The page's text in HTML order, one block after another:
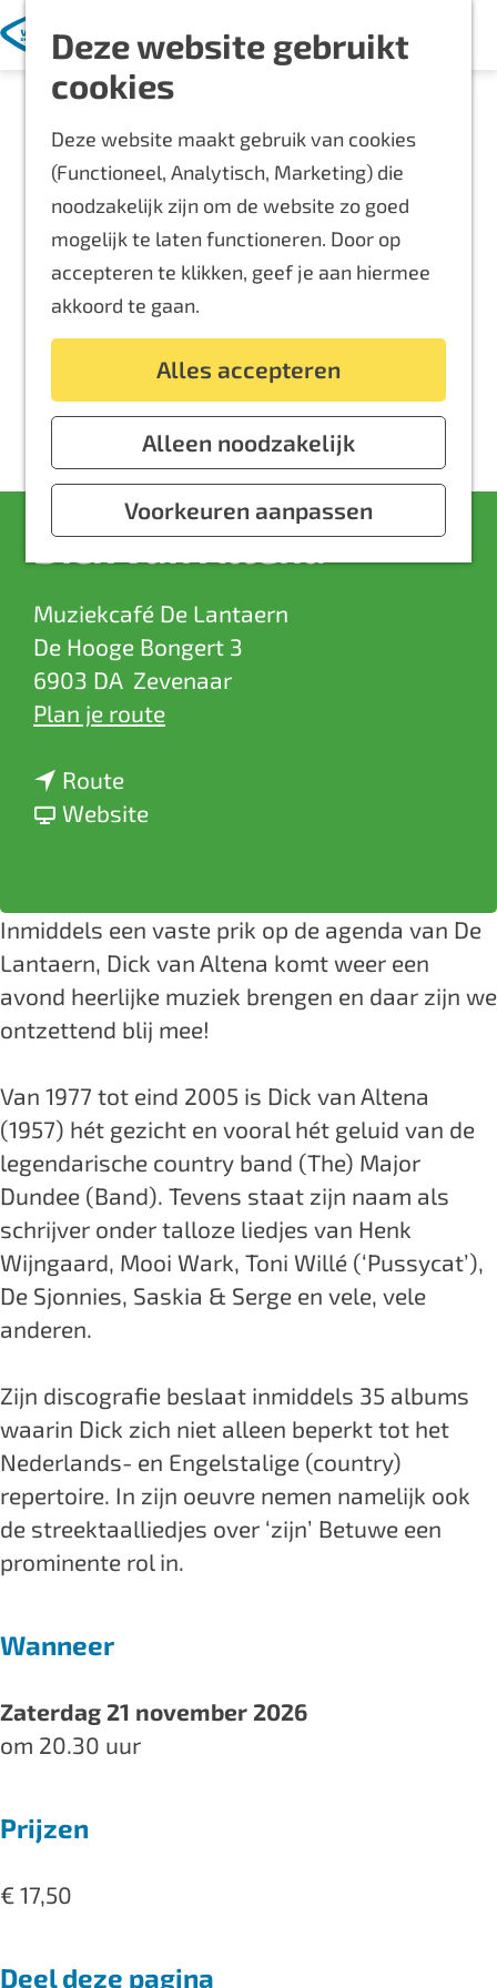
Deze website gebruikt
cookies
Deze website maakt gebruik van cookies
(Functioneel, Analytisch, Marketing) die
noodzakelijk zijn om de website zo goed
mogelijk te laten functioneren. Door op
accepteren te klikken, geef je aan hiermee
akkoord te gaan.
Alles accepteren
Alleen noodzakelijk
Voorkeuren aanpassen
G
K
a
a
r
t
Z
o
k
e
n
M
n
u
Blijf langer
Routes
Bereikbaarheid
Locaties
Plattegrond
Voor ondernemers
Dick van Altena
Muziekcafé De Lantaern
De Hooge Bongert 3
6903 DA Zevenaar
Plan je routen
c
k
v
a
n
l
t
e
n
a
Routen
a
D
i
c
k
v
n
A
l
t
e
n
a
Websitev
D
c
k
v
n
A
t
e
n
a
Inmiddels een vaste prik op de agenda van De
Lantaern, Dick van Altena komt weer een
avond heerlijke muziek brengen en daar zijn we
ontzettend blij mee!
Van 1977 tot eind 2005 is Dick van Altena
(1957) hét gezicht en vooral hét geluid van de
legendarische country band (The) Major
Dundee (Band). Tevens staat zijn naam als
schrijver onder talloze liedjes van Henk
Wijngaard, Mooi Wark, Toni Willé (‘Pussycat’),
De Sjonnies, Saskia & Serge en vele, vele
anderen.
Zijn discografie beslaat inmiddels 35 albums
waarin Dick zich niet alleen beperkt tot het
Nederlands- en Engelstalige (country)
repertoire. In zijn oeuvre nemen namelijk ook
de streektaalliedjes over ‘zijn’ Betuwe een
prominente rol in.
Wanneer
Zaterdag 21 november 2026
om 20.30 uur
Prijzen
€ 17,50
Deel deze pagina